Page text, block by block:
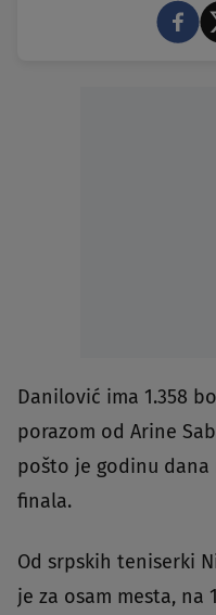
Danilović ima 1.358
porazom od Arine
pošto je godinu
finala.
Od srpskih teniserki
je za osam mesta, na